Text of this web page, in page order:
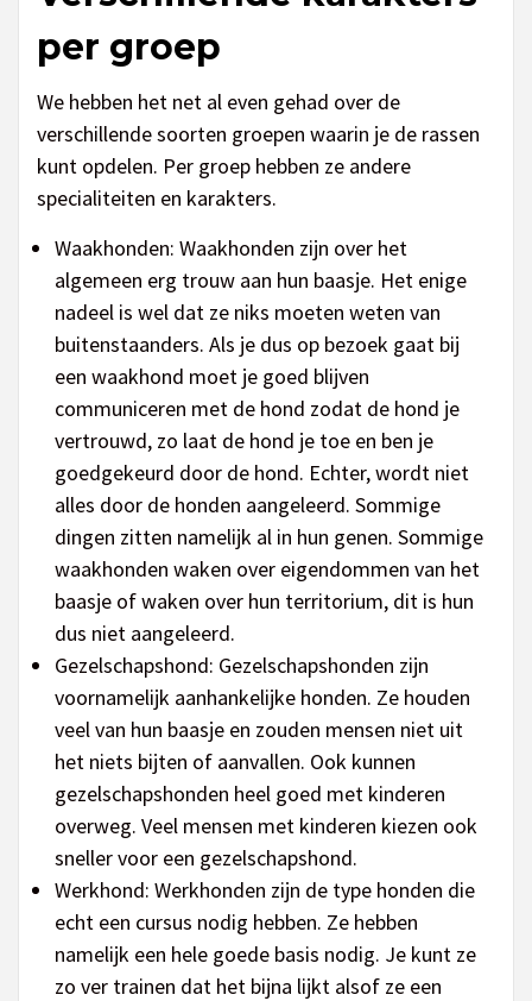
per groep
We hebben het net al even gehad over de
verschillende soorten groepen waarin je de rassen
kunt opdelen. Per groep hebben ze andere
specialiteiten en karakters.
Waakhonden: Waakhonden zijn over het
algemeen erg trouw aan hun baasje. Het enige
nadeel is wel dat ze niks moeten weten van
buitenstaanders. Als je dus op bezoek gaat bij
een waakhond moet je goed blijven
communiceren met de hond zodat de hond je
vertrouwd, zo laat de hond je toe en ben je
goedgekeurd door de hond. Echter, wordt niet
alles door de honden aangeleerd. Sommige
dingen zitten namelijk al in hun genen. Sommige
waakhonden waken over eigendommen van het
baasje of waken over hun territorium, dit is hun
dus niet aangeleerd.
Gezelschapshond: Gezelschapshonden zijn
voornamelijk aanhankelijke honden. Ze houden
veel van hun baasje en zouden mensen niet uit
het niets bijten of aanvallen. Ook kunnen
gezelschapshonden heel goed met kinderen
overweg. Veel mensen met kinderen kiezen ook
sneller voor een gezelschapshond.
Werkhond: Werkhonden zijn de type honden die
echt een cursus nodig hebben. Ze hebben
namelijk een hele goede basis nodig. Je kunt ze
zo ver trainen dat het bijna lijkt alsof ze een